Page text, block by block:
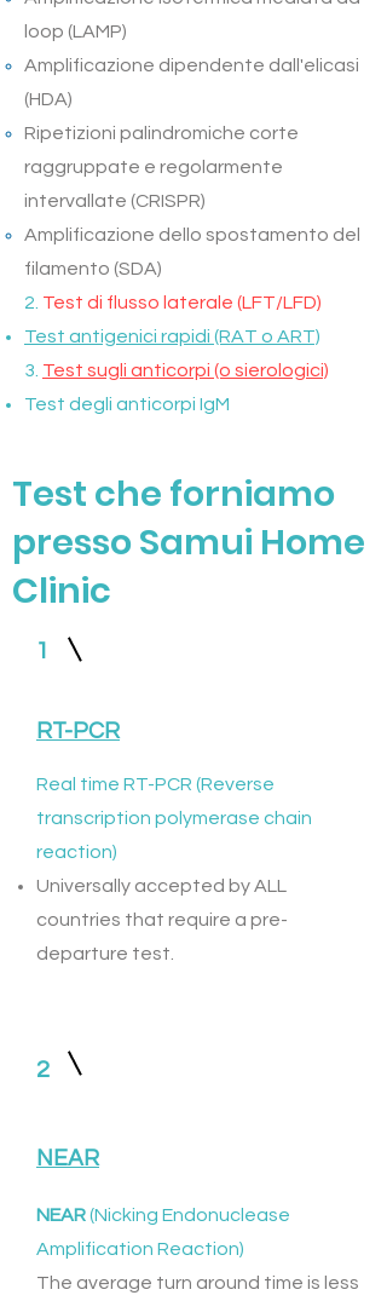
loop (LAMP)
Amplificazione dipendente dall'elicasi
(HDA)
Ripetizioni palindromiche corte
raggruppate e regolarmente
intervallate (CRISPR)
Amplificazione dello spostamento del
filamento (SDA)
2. Test di flusso laterale (LFT/LFD)
Test antigenici rapidi (RAT o ART)
3. Test sugli anticorpi (o sierologici)
Test degli anticorpi IgM
Test che forniamo
presso Samui Home
Clinic
1
RT-PCR
Real time RT-PCR (Reverse
transcription polymerase chain
reaction)
Universally accepted by ALL
countries that require a pre-
departure test.
2
NEAR
NEAR(Nicking Endonuclease
Amplification Reaction)
The average turn around time is less